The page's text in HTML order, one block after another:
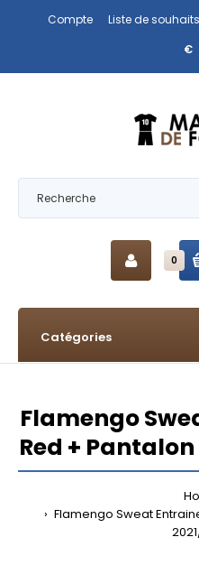
Compte Liste de
€
0
Catégories
Flamengo
Red +
Flamengo Sweat